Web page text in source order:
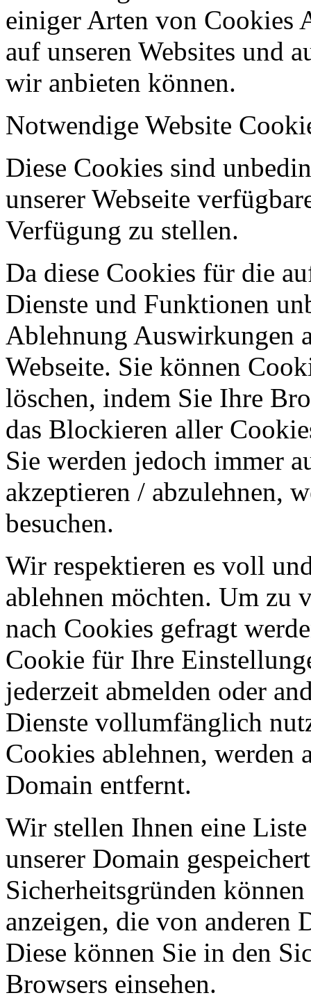
einiger Arten von Cookies
auf unseren Websites und
wir anbieten können.
Notwendige Website
Diese Cookies sind
unserer Webseite
Verfügung zu stellen.
Da diese Cookies für die
Dienste und Funktionen
Ablehnung Auswirkungen
Webseite. Sie können
löschen, indem Sie Ihre
das Blockieren aller
Sie werden jedoch immer
akzeptieren / abzulehnen,
besuchen.
Wir respektieren es voll
ablehnen möchten. Um zu
nach Cookies gefragt
Cookie für Ihre
jederzeit abmelden oder
Dienste vollumfänglich
Cookies ablehnen, werden
Domain entfernt.
Wir stellen Ihnen eine
unserer Domain
Sicherheitsgründen
anzeigen, die von anderen
Diese können Sie in den
Browsers einsehen.